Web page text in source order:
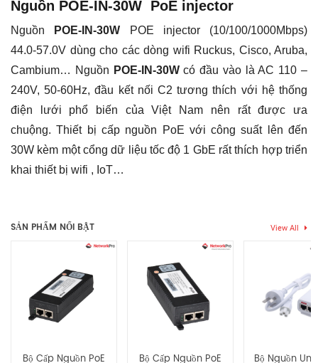
PoE
OUT
30W,
1x
GbE
số
lượng
Nguồn POE-IN-30W PoE injector
Nguồn POE-IN-30W POE injector (10/100/1000Mbps)
44.0-57.0V dùng cho các dòng wifi Ruckus, Cisco, Aruba,
Cambium… Nguồn POE-IN-30Wcó đầu vào là AC 110 –
240V, 50-60Hz, đầu kết nối C2 tương thích với hệ thống
điện lưới phổ biến của Việt Nam nên rất được ưa
chuộng. Thiết bị cấp nguồn PoE với công suất lên đến
30W kèm một cổng dữ liệu tốc độ 1 GbE rất thích hợp triển
khai thiết bị wifi , IoT…
injector 44.0-57.0V, PoE OUT 30W, 1x GbE”
bđăng nhập để gửi đánh giá.
SẢN PHẨM NỔI BẬT View All
Bộ Cấp Nguồn PoE
Bộ Cấp Nguồn PoE
Bộ Nguồn